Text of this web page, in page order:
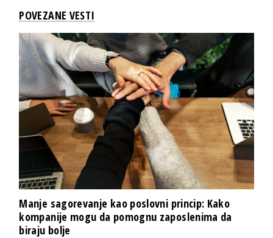
POVEZANE VESTI
Manje sagorevanje kao poslovni princip: Kako
kompanije mogu da pomognu zaposlenima da
biraju bolje